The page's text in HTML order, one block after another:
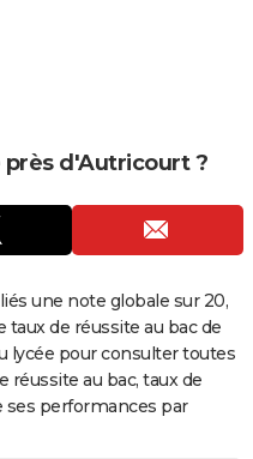
près d'Autricourt ?
une note globale sur 20,
de réussite au bac de
lycée pour consulter toutes
réussite au bac, taux de
ses performances par